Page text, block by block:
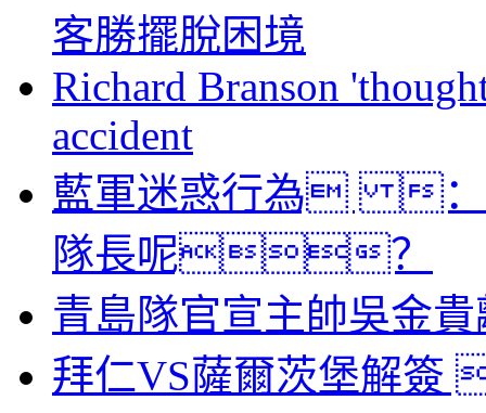
客勝擺脫困境
Richard Branson
accident
藍軍迷惑行為 ：
隊長呢？
青島隊官宣主帥吳金
拜仁VS薩爾茨堡解